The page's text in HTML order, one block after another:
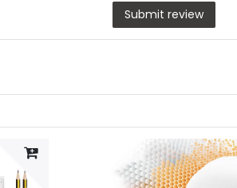
message
Submit review